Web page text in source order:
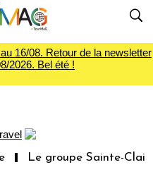
16/08. Retour de la newsletter
2026. Bel été !
Le groupe Sainte-Claire